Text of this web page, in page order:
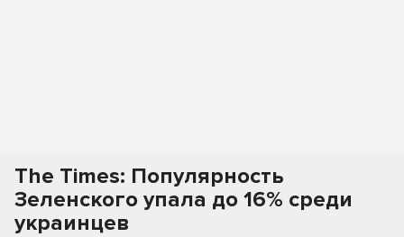
The Times: Популярность
Зеленского упала до 16% среди
украинцев